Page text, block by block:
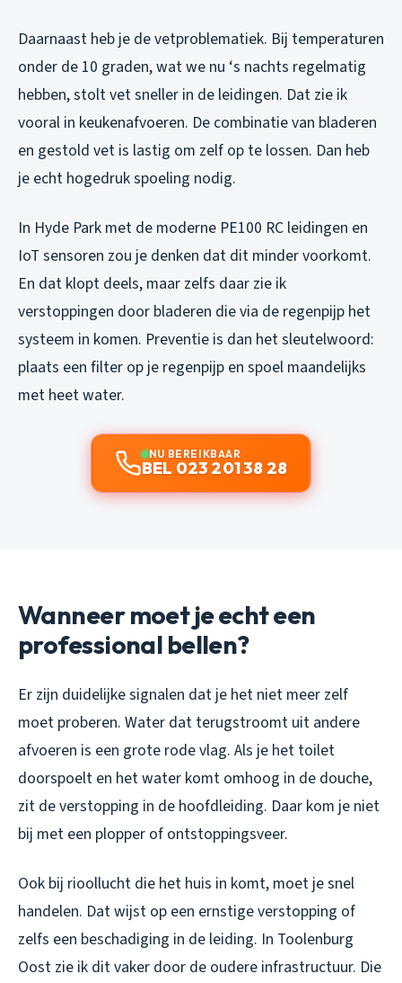
Daarnaast heb je de vetproblematiek. Bij temperaturen
onder de 10 graden, wat we nu ‘s nachts regelmatig
hebben, stolt vet sneller in de leidingen. Dat zie ik
vooral in keukenafvoeren. De combinatie van bladeren
en gestold vet is lastig om zelf op te lossen. Dan heb
je echt hogedruk spoeling nodig.
In Hyde Park met de moderne PE100 RC leidingen en
IoT sensoren zou je denken dat dit minder voorkomt.
En dat klopt deels, maar zelfs daar zie ik
verstoppingen door bladeren die via de regenpijp het
systeem in komen. Preventie is dan het sleutelwoord:
plaats een filter op je regenpijp en spoel maandelijks
met heet water.
NU BEREIKBAAR
BEL 023 201 38 28
Wanneer moet je echt een
professional bellen?
Er zijn duidelijke signalen dat je het niet meer zelf
moet proberen. Water dat terugstroomt uit andere
afvoeren is een grote rode vlag. Als je het toilet
doorspoelt en het water komt omhoog in de douche,
zit de verstopping in de hoofdleiding. Daar kom je niet
bij met een plopper of ontstoppingsveer.
Ook bij rioollucht die het huis in komt, moet je snel
handelen. Dat wijst op een ernstige verstopping of
zelfs een beschadiging in de leiding. In Toolenburg
Oost zie ik dit vaker door de oudere infrastructuur. Die